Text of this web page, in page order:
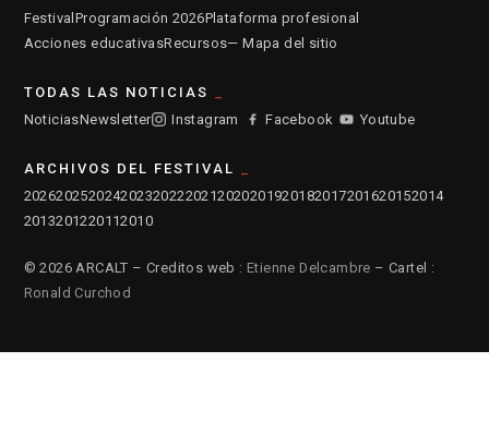
Festival Programación 2026Plataforma profesional
Acciones educativasRecursos— Mapa del sitio
TODAS LAS NOTICIAS
NoticiasNewsletter Instagram Facebook Youtube
ARCHIVOS DEL FESTIVAL
2026202520242023202220212020201920182017201620152014
2013201220112010
© 2026 ARCALT – Creditos web : Etienne Delcambre – Cartel :
Ronald Curchod